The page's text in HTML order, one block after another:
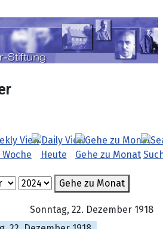
Woche Heute Gehe zu Monat
Gehe zu Monat
Sonntag, 22. Dezember 1918